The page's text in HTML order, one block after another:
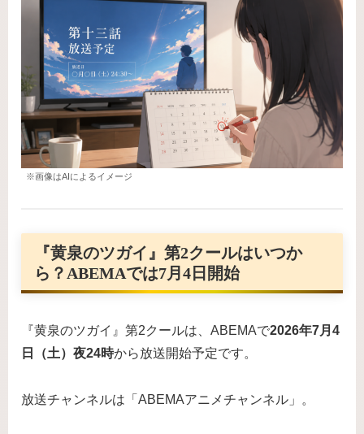
※画像はAIによるイメージ
『黄泉のツガイ』第2クールはいつか
ら？ABEMAでは7月4日開始
『黄泉のツガイ』第2クールは、ABEMAで2026年7月4
日（土）夜24時から放送開始予定です。
放送チャンネルは「ABEMAアニメチャンネル」。